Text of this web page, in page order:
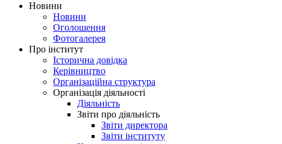
Новини
Новини
Оголошення
Фотогалерея
Про інститут
Історична довідка
Керівництво
Організаційна структура
Організація діяльності
Діяльність
Звіти про діяльність
Звіти директора
Звіти інституту